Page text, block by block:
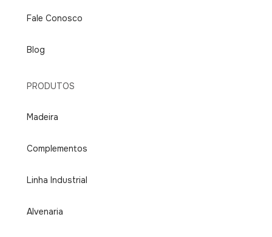
Fale Conosco
Blog
PRODUTOS
Madeira
Complementos
Linha Industrial
Alvenaria